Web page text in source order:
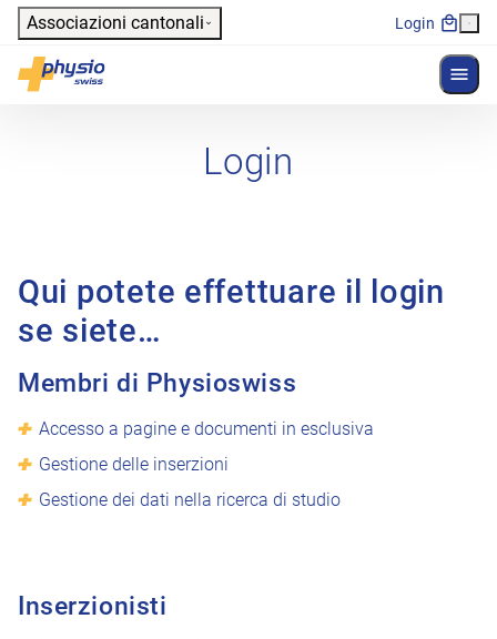
Header
Associazioni cantonali Login
Physioswiss
Navigazione principale
Login
Qui potete effettuare il login
se siete…
Membri di Physioswiss
Accesso a pagine e documenti in esclusiva
Gestione delle inserzioni
Gestione dei dati nella ricerca di studio
Inserzionisti